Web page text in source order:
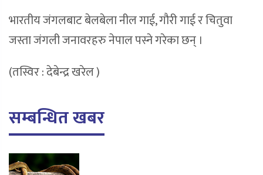
भारतीय जंगलबाट बेलबेला नील गाई, गौरी गाई र चितुवा
जस्ता जंगली जनावरहरु नेपाल पस्ने गरेका छन् ।
(तस्विर : देबेन्द्र खरेल )
सम्बन्धित खबर